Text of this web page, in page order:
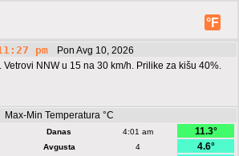
°F
pm
Pon Avg 10, 2026
Vetrovi NNW u 15 na 30 km/h. Prilike za kišu 40%.
Max-Min Temperatura °C
Danas 4:01 am
11.3°
Avgusta 4
4.6°